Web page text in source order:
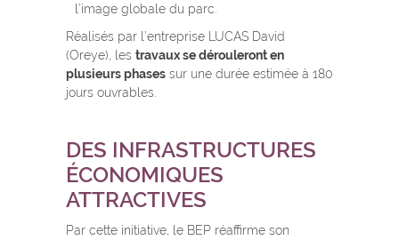
l’image globale du parc.
Réalisés par l’entreprise LUCAS David
(Oreye), les travaux se dérouleront en
plusieurs phases sur une durée estimée à 180
jours ouvrables.
DES INFRASTRUCTURES
ÉCONOMIQUES
ATTRACTIVES
Par cette initiative, le BEP réaffirme son